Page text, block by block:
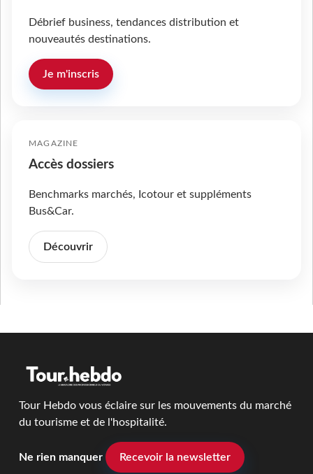
Débrief business, tendances distribution et
nouveautés destinations.
Je m'inscris
MAGAZINE
Accès dossiers
Benchmarks marchés, Icotour et suppléments
Bus&Car.
Découvrir
Tour Hebdo vous éclaire sur les mouvements du marché
du tourisme et de l'hospitalité.
Ne rien manquer Recevoir la newsletter